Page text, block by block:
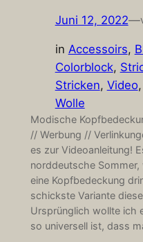
Juni 12, 2022—
in Accessoirs,
Colorblock,
Stricken, Video,
Wolle
Modische
// Werbung //
es zur Videoanleitung!
norddeutsche
eine Kopfbedeckung
schickste Variante
Ursprünglich wollte ich
so universell ist, dass